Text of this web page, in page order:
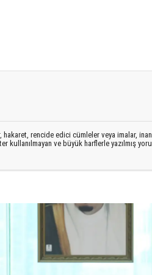
hakaret, rencide edici cümleler veya imalar,
kullanılmayan ve büyük harflerle yazılmış